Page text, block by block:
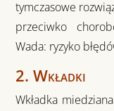
tymczasowe
przeciwko
Wada: ryzyko
2. Wkładki
Wkładka